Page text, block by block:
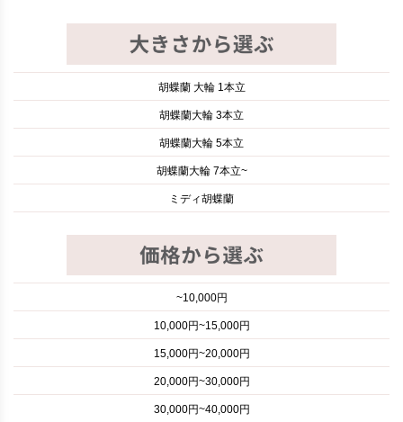
胡蝶蘭 大輪 1本立
胡蝶蘭大輪 3本立
胡蝶蘭大輪 5本立
胡蝶蘭大輪 7本立~
ミディ胡蝶蘭
~10,000円
10,000円~15,000円
15,000円~20,000円
20,000円~30,000円
30,000円~40,000円